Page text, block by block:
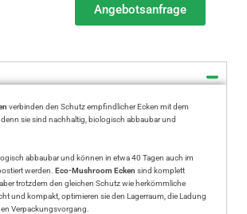
Angebotsanfrage
verbinden den Schutz empfindlicher Ecken mit dem
sie sind nachhaltig, biologisch abbaubar und
abbaubar und können in etwa 40 Tagen auch im
werden. Eco-Mushroom Ecken sind komplett
trotzdem den gleichen Schutz wie herkömmliche
und kompakt, optimieren sie den Lagerraum, die Ladung
Verpackungsvorgang.